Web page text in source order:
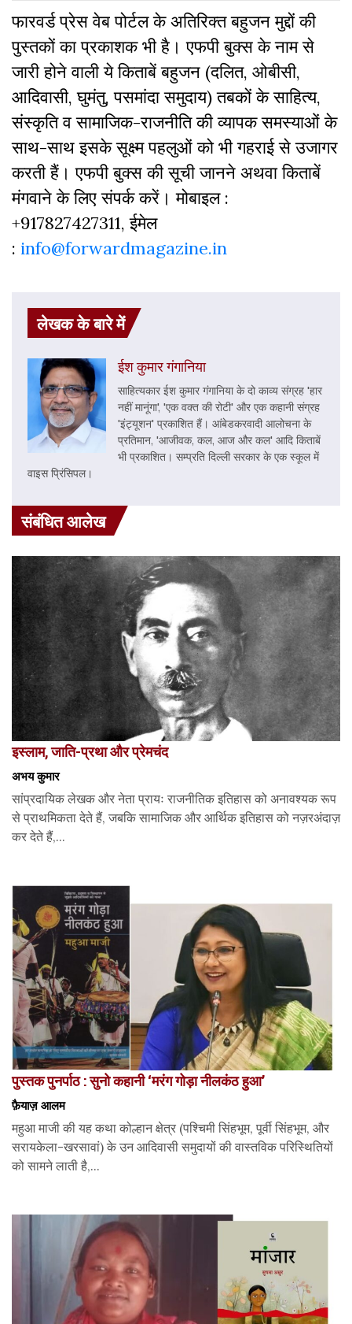
फारवर्ड प्रेस वेब पोर्टल के अतिरिक्‍त बहुजन मुद्दों की
पुस्‍तकों का प्रकाशक भी है। एफपी बुक्‍स के नाम से
जारी होने वाली ये किताबें बहुजन (दलित, ओबीसी,
आदिवासी, घुमंतु, पसमांदा समुदाय) तबकों के साहित्‍य,
संस्‍क‍ृति व सामाजिक-राजनीति की व्‍यापक समस्‍याओं के
साथ-साथ इसके सूक्ष्म पहलुओं को भी गहराई से उजागर
करती हैं। एफपी बुक्‍स की सूची जानने अथवा किताबें
मंगवाने के लिए संपर्क करें। मोबाइल :
+917827427311, ईमेल
: info@forwardmagazine.in
लेखक के बारे में
ईश कुमार गंगानिया
साहित्यकार ईश कुमार गंगानिया के दो काव्य संग्रह 'हार
नहीं मानूंगा', 'एक वक्त की रोटी' और एक कहानी संग्रह
'इंट्यूशन' प्रकाशित हैं। आंबेडकरवादी आलोचना के
प्रतिमान, 'आजीवक, कल, आज और कल' आदि किताबें
भी प्रकाशित। सम्प्रति दिल्ली सरकार के एक स्कूल में
वाइस प्रिंसिपल।
संबंधित आलेख
इस्लाम, जाति-प्रथा और प्रेमचंद
अभय कुमार
सांप्रदायिक लेखक और नेता प्रायः राजनीतिक इतिहास को अनावश्यक रूप
से प्राथमिकता देते हैं, जबकि सामाजिक और आर्थिक इतिहास को नज़रअंदाज़
कर देते हैं,...
पुस्तक पुनर्पाठ : सुनो कहानी ‘मरंग गोड़ा नीलकंठ हुआ’
फ़ैयाज़ आलम
महुआ माजी की यह कथा कोल्हान क्षेत्र (पश्चिमी सिंहभूम, पूर्वी सिंहभूम, और
सरायकेला-खरसावां) के उन आदिवासी समुदायों की वास्तविक परिस्थितियों
को सामने लाती है,...